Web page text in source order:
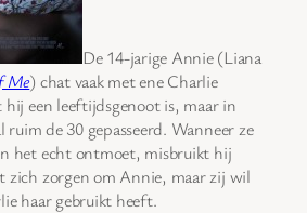
De 14-jarige Annie (Liana
Me) chat vaak met ene Charlie
een leeftijdsgenoot is, maar in
de 30 gepasseerd. Wanneer ze
het echt ontmoet, misbruikt hij
zich zorgen om Annie, maar zij wil
haar gebruikt heeft.